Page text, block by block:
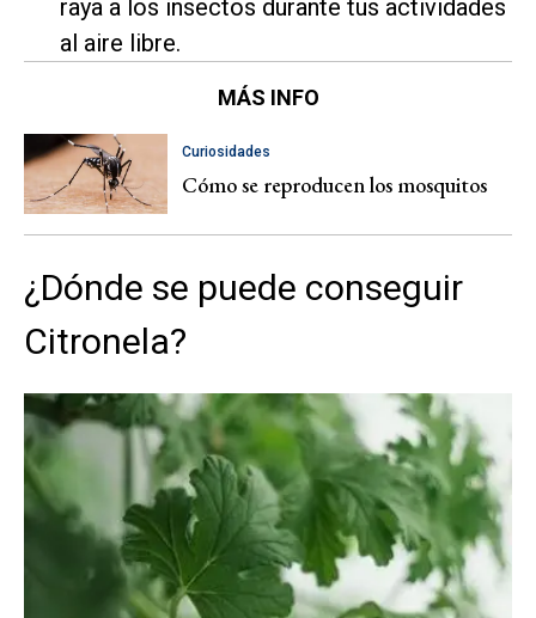
raya a los insectos durante tus actividades
al aire libre.
MÁS INFO
Curiosidades
Cómo se reproducen los mosquitos
¿Dónde se puede conseguir
Citronela?